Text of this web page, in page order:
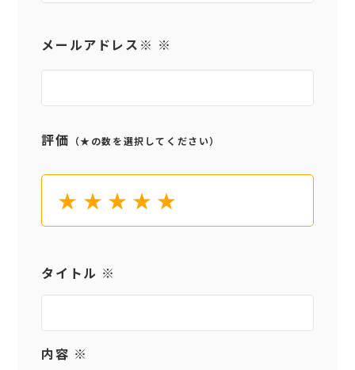
メールアドレス ※ ※
評価 （★の数を選択してください）
★ ★ ★ ★ ★
タイトル ※
内容 ※